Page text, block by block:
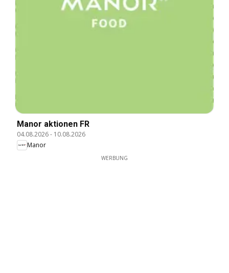
Manor aktionen FR
04.08.2026- 10.08.2026
Manor
WERBUNG